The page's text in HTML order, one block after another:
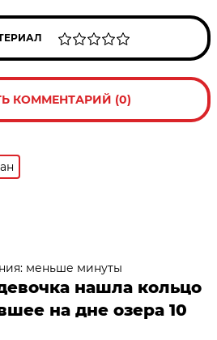
КОММЕНТАРИЙ (0)
меньше минуты
нашла кольцо
на дне озера 10